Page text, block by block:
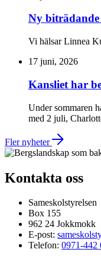
Ny biträdande
Vi hälsar Linnea
17 juni, 2026
Kansliet har
Under sommaren
med 2 juli,
Fler nyheter
Kontakta oss
Sameskolstyrelsen
Box 155
962 24 Jokkmokk
E-post:
Telefon: 0971-442